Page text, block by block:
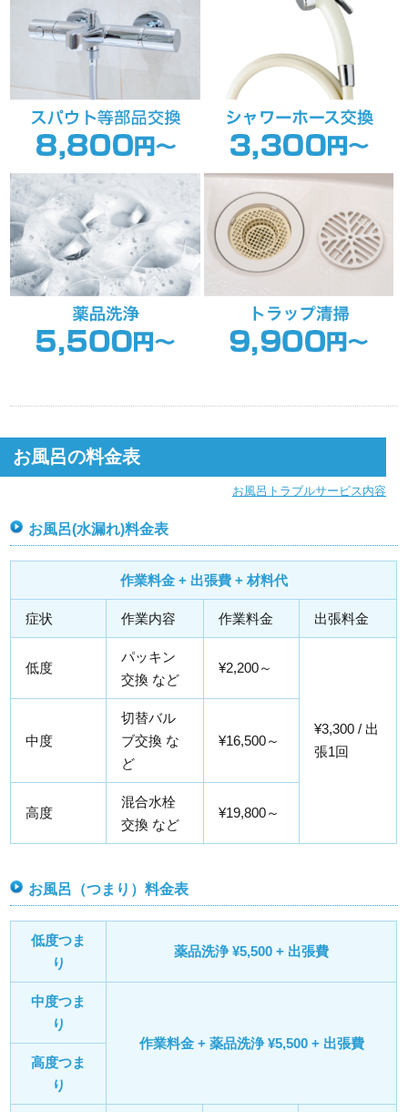
お風呂の料金表
お風呂トラブルサービス内容
お風呂(水漏れ)料金表
作業料金 + 出張費 + 材料代
症状 作業内容 作業料金 出張料金
低度
パッキン
交換 など
¥2,200～
¥3,300 / 出
張1回
中度
切替バル
ブ交換 な
ど
¥16,500～
高度
混合水栓
交換 など
¥19,800～
お風呂（つまり）料金表
低度つま
り
薬品洗浄 ¥5,500 + 出張費
中度つま
り
作業料金 + 薬品洗浄 ¥5,500 + 出張費
高度つま
り